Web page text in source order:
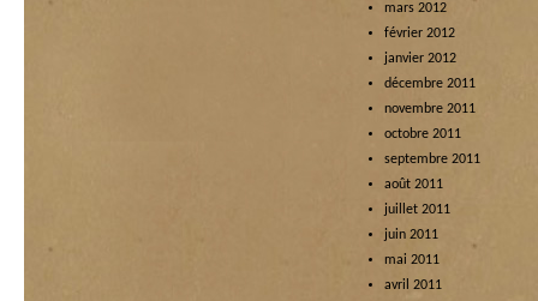
mars 2012
février 2012
janvier 2012
décembre 2011
novembre 2011
octobre 2011
septembre 2011
août 2011
juillet 2011
juin 2011
mai 2011
avril 2011